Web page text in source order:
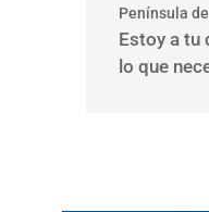
Península
Estoy a tu
lo que